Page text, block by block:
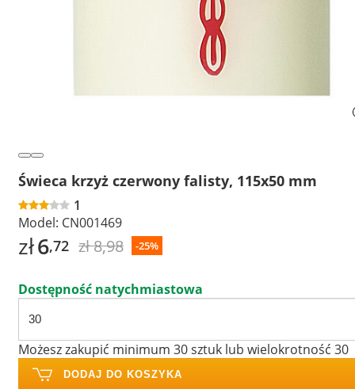
Świeca krzyż czerwony falisty, 115x50 mm
1
Model: CN001469
zł6,72 zł 8,98 -25%
Dostępność natychmiastowa
Możesz zakupić minimum 30 sztuk lub wielokrotność 30
DODAJ DO KOSZYKA